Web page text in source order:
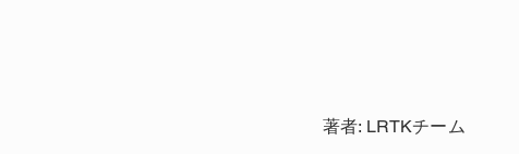
著者: LRTKチーム